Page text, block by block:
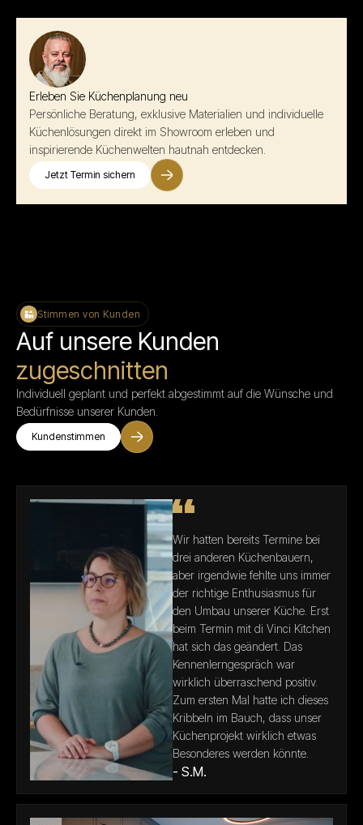
Erleben Sie Küchenplanung neu
Persönliche Beratung, exklusive Materialien und individuelle
Küchenlösungen direkt im Showroom erleben und
inspirierende Küchenwelten hautnah entdecken.
Jetzt Termin sichern
Stimmen von Kunden
Auf unsere Kunden
zugeschnitten
Individuell geplant und perfekt abgestimmt auf die Wünsche und
Bedürfnisse unserer Kunden.
Kundenstimmen
Wir hatten bereits Termine bei
drei anderen Küchenbauern,
aber irgendwie fehlte uns immer
der richtige Enthusiasmus für
den Umbau unserer Küche. Erst
beim Termin mit di Vinci Kitchen
hat sich das geändert. Das
Kennenlerngespräch war
wirklich überraschend positiv.
Zum ersten Mal hatte ich dieses
Kribbeln im Bauch, dass unser
Küchenprojekt wirklich etwas
Besonderes werden könnte.
- S.M.